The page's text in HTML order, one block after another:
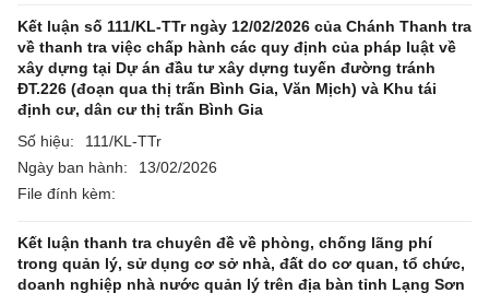
Kết luận số 111/KL-TTr ngày 12/02/2026 của Chánh Thanh tra
về thanh tra việc chấp hành các quy định của pháp luật về
xây dựng tại Dự án đầu tư xây dựng tuyến đường tránh
ĐT.226 (đoạn qua thị trấn Bình Gia, Văn Mịch) và Khu tái
định cư, dân cư thị trấn Bình Gia
Số hiệu:
111/KL-TTr
Ngày ban hành:
13/02/2026
File đính kèm:
Kết luận thanh tra chuyên đề về phòng, chống lãng phí
trong quản lý, sử dụng cơ sở nhà, đất do cơ quan, tổ chức,
doanh nghiệp nhà nước quản lý trên địa bàn tỉnh Lạng Sơn